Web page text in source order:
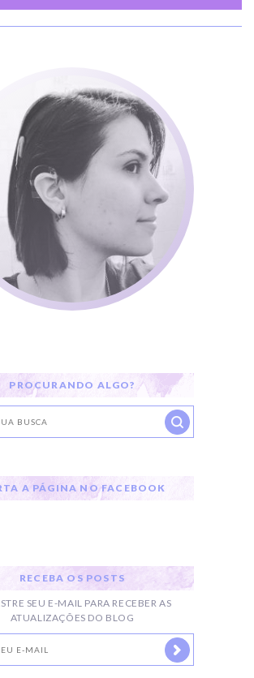
PROCURANDO ALGO?
A PÁGINA NO FACEBOOK
RECEBA OS POSTS
SEU E-MAIL PARA RECEBER AS
ATUALIZAÇÕES DO BLOG